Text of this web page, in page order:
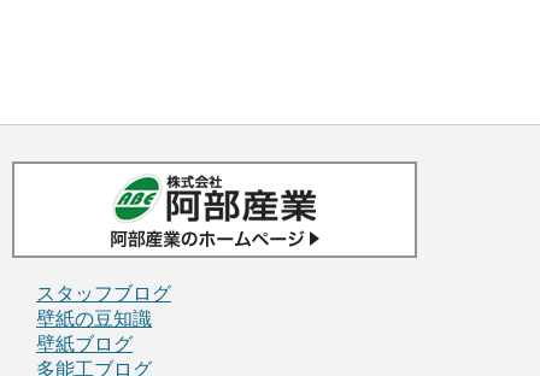
スタッフブログ
壁紙の豆知識
壁紙ブログ
多能工ブログ